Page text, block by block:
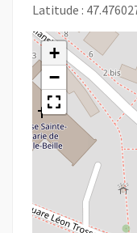
Latitude :
+
−